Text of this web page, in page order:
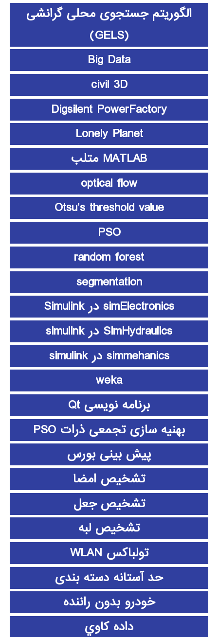
الگوریتم جستجوی محلی گرانشی
(GELS)
Big Data
civil 3D
Digsilent PowerFactory
Lonely Planet
MATLAB متلب
optical flow
Otsu’s threshold value
PSO
random forest
segmentation
simElectronics در Simulink
SimHydraulics در simulink
simmehanics در simulink
weka
برنامه نویسی Qt
بهنیه سازی تجمعی ذرات PSO
پیش بینی بورس
تشخیص امضا
تشخیص جعل
تشخیص لبه
تولباکس WLAN
حد آستانه دسته بندی
خودرو بدون راننده
داده كاوي